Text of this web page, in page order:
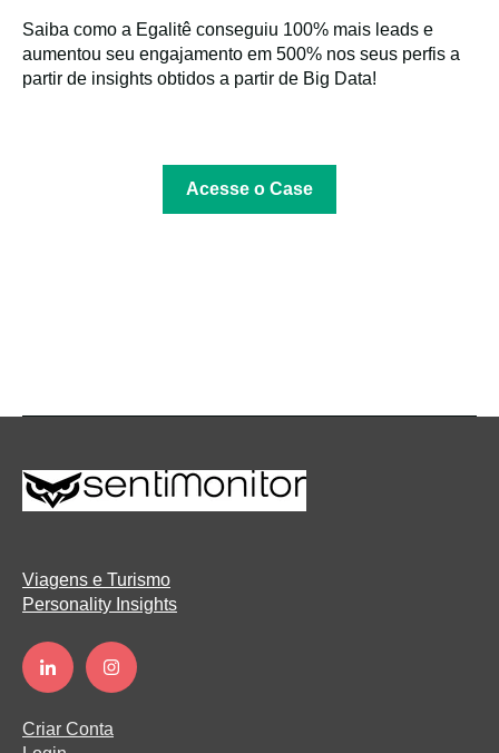
Saiba como a Egalitê conseguiu 100% mais leads e
aumentou seu engajamento em 500% nos seus perfis a
partir de insights obtidos a partir de Big Data!
Acesse o Case
Viagens e Turismo
Personality Insights
Criar Conta